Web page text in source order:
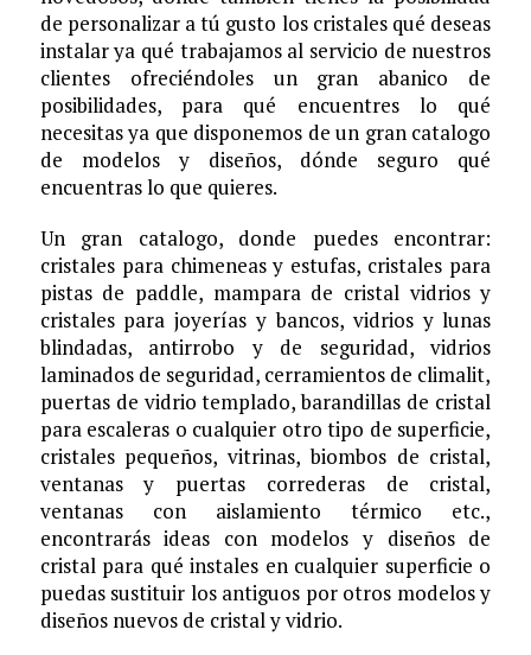
de personalizar a tú gusto los cristales qué deseas
instalar ya qué trabajamos al servicio de nuestros
clientes ofreciéndoles un gran abanico de
posibilidades, para qué encuentres lo qué
necesitas ya que disponemos de un gran catalogo
de modelos y diseños, dónde seguro qué
encuentras lo que quieres.
Un gran catalogo, donde puedes encontrar:
cristales para chimeneas y estufas, cristales para
pistas de paddle, mampara de cristal vidrios y
cristales para joyerías y bancos, vidrios y lunas
blindadas, antirrobo y de seguridad, vidrios
laminados de seguridad, cerramientos de climalit,
puertas de vidrio templado, barandillas de cristal
para escaleras o cualquier otro tipo de superficie,
cristales pequeños, vitrinas, biombos de cristal,
ventanas y puertas correderas de cristal,
ventanas con aislamiento térmico etc.,
encontrarás ideas con modelos y diseños de
cristal para qué instales en cualquier superficie o
puedas sustituir los antiguos por otros modelos y
diseños nuevos de cristal y vidrio.